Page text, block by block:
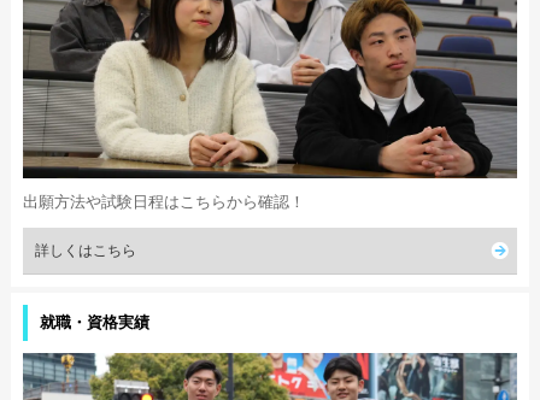
出願方法や試験日程はこちらから確認！
詳しくはこちら
就職・資格実績